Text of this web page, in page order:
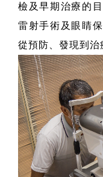
檢及早期治療的
雷射手術及眼睛
從預防
發現到治